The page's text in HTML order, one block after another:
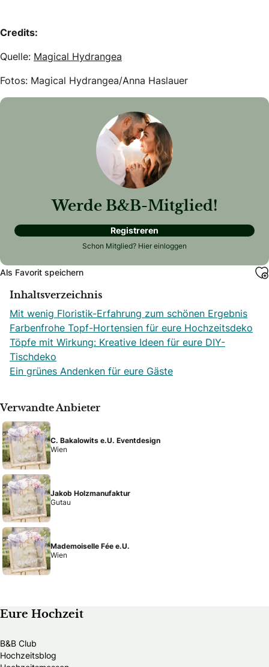
Credits:
Quelle: Magical Hydrangea
Fotos: Magical Hydrangea/Anna Haslauer
Werde B&B-Mitglied!
Registreren
Schon Mitglied? Hier einloggen
Als Favorit speichern
Inhaltsverzeichnis
Mit wenig Floristik-Erfahrung zum schönen Ergebnis
Farbenfrohe Topf-Hortensien für eure Hochzeitsdeko
Töpfe mit Wirkung: Kreative Ideen für eure DIY-
Tischdeko
Ein grünes Andenken für eure Gäste
Verwandte Anbieter
C. Bakalowits e.U. Eventdesign
Wien
Jakob Holzmanufaktur
Gutau
Mademoiselle Fée e.U.
Wien
Eure Hochzeit
B&B Club
Hochzeitsblog